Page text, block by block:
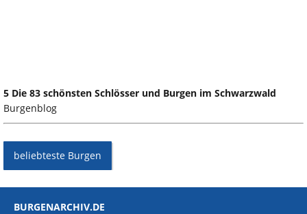
5 Die 83 schönsten Schlösser und Burgen im Schwarzwald
Burgenblog
beliebteste Burgen
BURGENARCHIV.DE